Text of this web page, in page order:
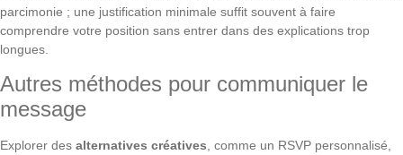
parcimonie ; une justification minimale suffit souvent à faire
comprendre votre position sans entrer dans des explications trop
longues.
Autres méthodes pour communiquer le
message
Explorer des alternatives créatives, comme un RSVP personnalisé,